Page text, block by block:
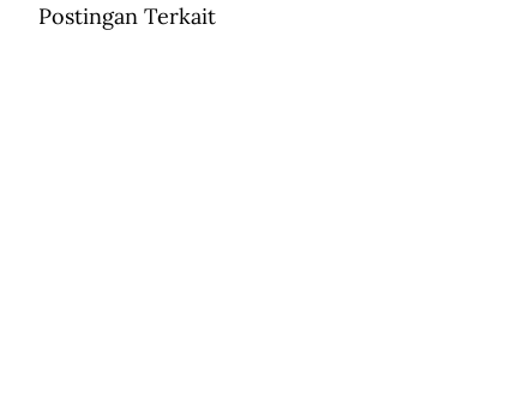
Postingan Terkait